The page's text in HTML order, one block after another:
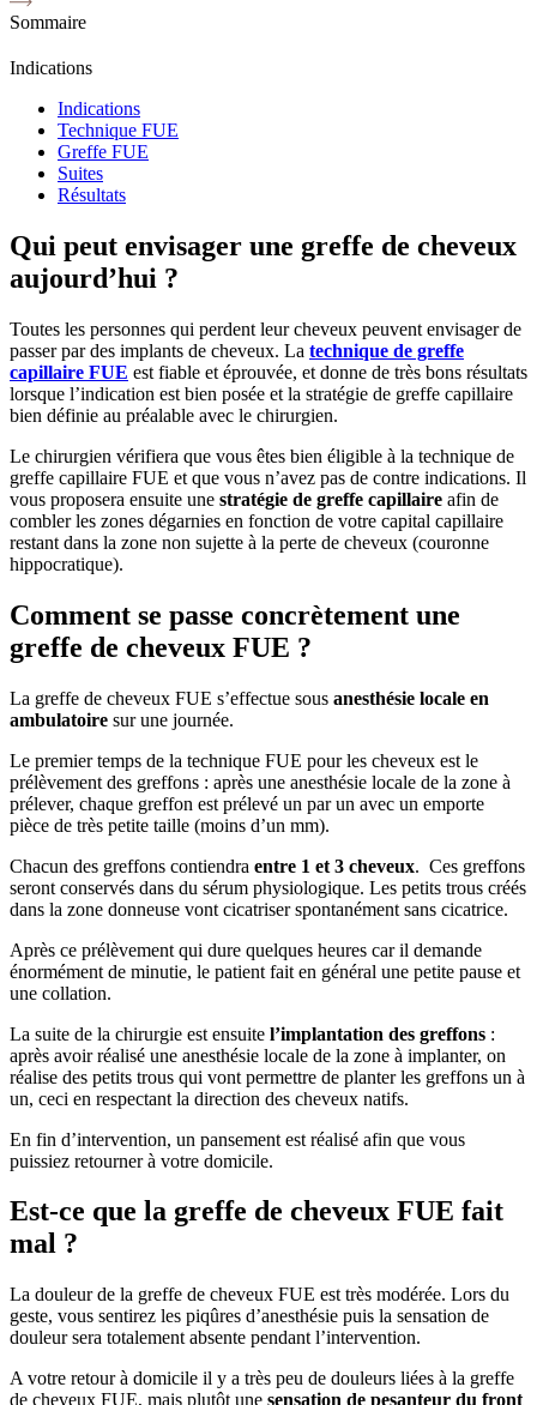
Sommaire
Indications
Indications
Technique FUE
Greffe FUE
Suites
Résultats
Qui peut envisager une greffe de cheveux
aujourd’hui ?
Toutes les personnes qui perdent leur cheveux peuvent envisager de
passer par des implants de cheveux. La technique de greffe
capillaire FUE est fiable et éprouvée, et donne de très bons résultats
lorsque l’indication est bien posée et la stratégie de greffe capillaire
bien définie au préalable avec le chirurgien.
Le chirurgien vérifiera que vous êtes bien éligible à la technique de
greffe capillaire FUE et que vous n’avez pas de contre indications. Il
vous proposera ensuite une stratégie de greffe capillaire afin de
combler les zones dégarnies en fonction de votre capital capillaire
restant dans la zone non sujette à la perte de cheveux (couronne
hippocratique).
Comment se passe concrètement une
greffe de cheveux FUE ?
La greffe de cheveux FUE s’effectue sous anesthésie locale en
ambulatoire sur une journée.
Le premier temps de la technique FUE pour les cheveux est le
prélèvement des greffons : après une anesthésie locale de la zone à
prélever, chaque greffon est prélevé un par un avec un emporte
pièce de très petite taille (moins d’un mm).
Chacun des greffons contiendra entre 1 et 3 cheveux. Ces greffons
seront conservés dans du sérum physiologique. Les petits trous créés
dans la zone donneuse vont cicatriser spontanément sans cicatrice.
Après ce prélèvement qui dure quelques heures car il demande
énormément de minutie, le patient fait en général une petite pause et
une collation.
La suite de la chirurgie est ensuite l’implantation des greffons :
après avoir réalisé une anesthésie locale de la zone à implanter, on
réalise des petits trous qui vont permettre de planter les greffons un à
un, ceci en respectant la direction des cheveux natifs.
En fin d’intervention, un pansement est réalisé afin que vous
puissiez retourner à votre domicile.
Est-ce que la greffe de cheveux FUE fait
mal ?
La douleur de la greffe de cheveux FUE est très modérée. Lors du
geste, vous sentirez les piqûres d’anesthésie puis la sensation de
douleur sera totalement absente pendant l’intervention.
A votre retour à domicile il y a très peu de douleurs liées à la greffe
de cheveux FUE, mais plutôt une sensation de pesanteur du front